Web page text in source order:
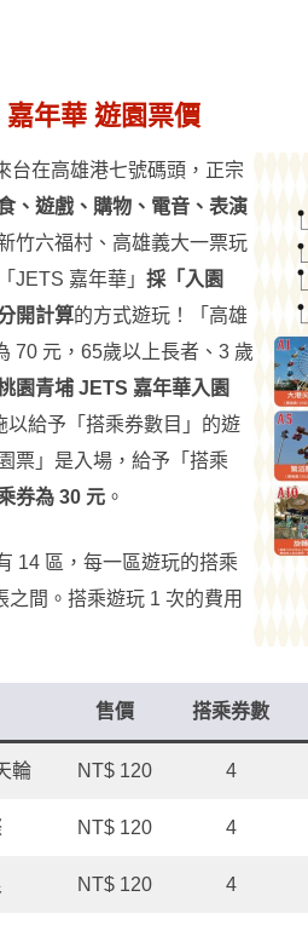
年華 遊園票價
台在高雄港七號碼頭，正宗
、遊戲、購物、電音、表演
竹六福村、高雄義大一票玩
JETS 嘉年華」 採「入園
開計算的方式遊玩！「高雄
70 元，65歲以上長者、3 歲
桃園青埔 JETS 嘉年華入園
以給予「搭乘券數目」的遊
票」是入場，給予「搭乘
券為 30 元 。
14 區，每一區遊玩的搭乘
之間。搭乘遊玩 1 次的費用
售價 搭乘券數
輪 NT$ 120 4
NT$ 120 4
NT$ 120 4